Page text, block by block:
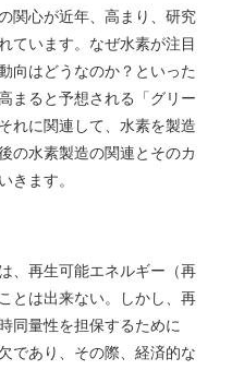
関心が近年、高まり、研究
ています。なぜ水素が注目
向はどうなのか？といった
まると予想される「グリー
れに関連して、水素を製造
の水素製造の関連とそのカ
きます。
、再生可能エネルギー（再
とは出来ない。しかし、再
同量性を担保するために
であり、その際、経済的な